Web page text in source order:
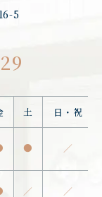
5
土 日・祝
● ／
／ ／